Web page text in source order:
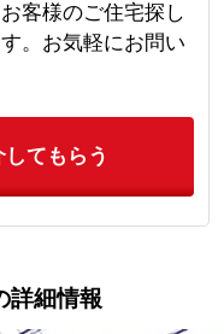
客様のご住宅探し
。お気軽にお問い
てもらう
詳細情報